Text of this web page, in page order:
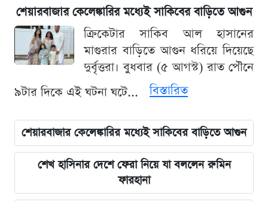
শেয়ারবাজার কেলেঙ্কারির মধ্যেই সাকিবের বাড়িতে আগুন
ক্রিকেটার সাকিব আল হাসানের
মাগুরার বাড়িতে আগুন ধরিয়ে দিয়েছে
দুর্বৃত্তরা। বুধবার (৫ আগস্ট) রাত পৌনে
৯টার দিকে এই ঘটনা ঘটে...
বিস্তারিত
শেয়ারবাজার কেলেঙ্কারির মধ্যেই সাকিবের বাড়িতে আগুন
শেখ হাসিনার দেশে ফেরা নিয়ে যা বললেন রুমিন
ফারহানা